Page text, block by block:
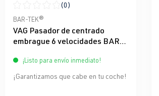
Calificación promedio de 0 de 5 estrellas
(0)
BAR-TEK®
VAG Pasador de centrado
embrague 6 velocidades BAR-
¡Listo para envío inmediato!
¡Garantizamos que cabe en tu coche!